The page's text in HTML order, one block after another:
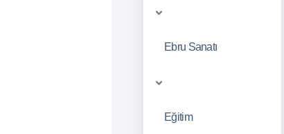
Ebru Sanatı
Eğitim